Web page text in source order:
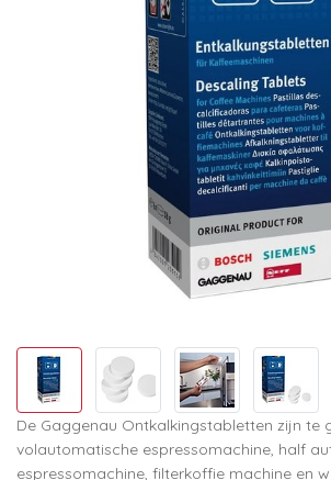
De Gaggenau Ontkalkingstabletten zijn te
volautomatische espressomachine, half
espressomachine, filterkoffie machine en